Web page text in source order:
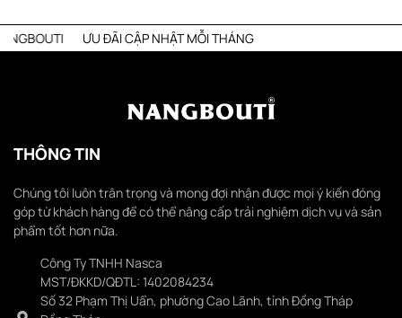
ƯU ĐÃI CẬP NHẬT MỖI THÁNG
THÔNG TIN
Chúng tôi luôn trân trọng và mong đợi nhận được mọi ý kiến đóng
góp từ khách hàng để có thể nâng cấp trải nghiệm dịch vụ và sản
phẩm tốt hơn nữa.
Công Ty TNHH Nasca
MST/ĐKKD/QĐTL: 1402084234
Số 32 Phạm Thị Uẩn, phường Cao Lãnh, tỉnh Đồng Tháp